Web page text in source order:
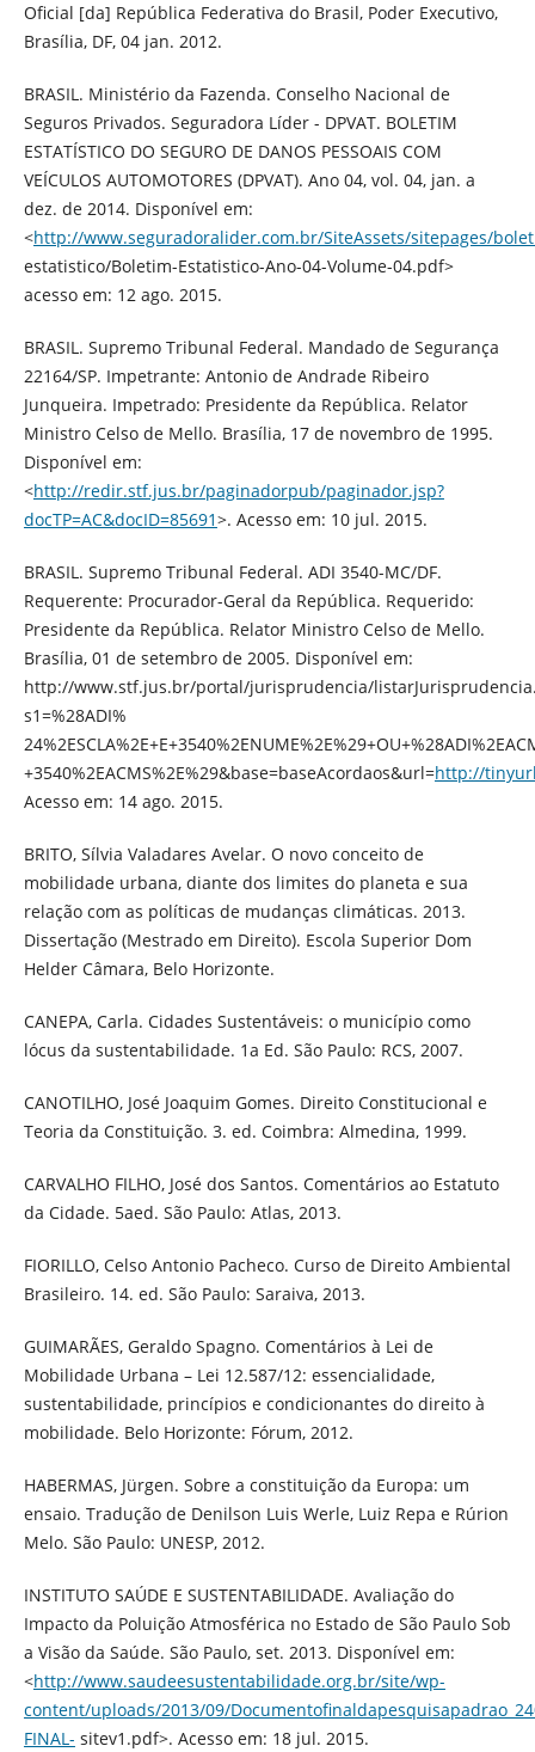
Oficial [da] República Federativa do Brasil, Poder Executivo,
Brasília, DF, 04 jan. 2012.
BRASIL. Ministério da Fazenda. Conselho Nacional de
Seguros Privados. Seguradora Líder - DPVAT. BOLETIM
ESTATÍSTICO DO SEGURO DE DANOS PESSOAIS COM
VEÍCULOS AUTOMOTORES (DPVAT). Ano 04, vol. 04, jan. a
dez. de 2014. Disponível em:
<http://www.seguradoralider.com.br/SiteAssets/sitepages/
estatistico/Boletim-Estatistico-Ano-04-Volume-04.pdf>
acesso em: 12 ago. 2015.
BRASIL. Supremo Tribunal Federal. Mandado de Segurança
22164/SP. Impetrante: Antonio de Andrade Ribeiro
Junqueira. Impetrado: Presidente da República. Relator
Ministro Celso de Mello. Brasília, 17 de novembro de 1995.
Disponível em:
<http://redir.stf.jus.br/paginadorpub/paginador.jsp?
docTP=AC&docID=85691>. Acesso em: 10 jul. 2015.
BRASIL. Supremo Tribunal Federal. ADI 3540-MC/DF.
Requerente: Procurador-Geral da República. Requerido:
Presidente da República. Relator Ministro Celso de Mello.
Brasília, 01 de setembro de 2005. Disponível em:
http://www.stf.jus.br/portal/jurisprudencia/
s1=%28ADI%
+3540%2EACMS%2E%29&base=baseAcordaos&url=http://
Acesso em: 14 ago. 2015.
BRITO, Sílvia Valadares Avelar. O novo conceito de
mobilidade urbana, diante dos limites do planeta e sua
relação com as políticas de mudanças climáticas. 2013.
Dissertação (Mestrado em Direito). Escola Superior Dom
Helder Câmara, Belo Horizonte.
CANEPA, Carla. Cidades Sustentáveis: o município como
lócus da sustentabilidade. 1a Ed. São Paulo: RCS, 2007.
CANOTILHO, José Joaquim Gomes. Direito Constitucional e
Teoria da Constituição. 3. ed. Coimbra: Almedina, 1999.
CARVALHO FILHO, José dos Santos. Comentários ao Estatuto
da Cidade. 5aed. São Paulo: Atlas, 2013.
FIORILLO, Celso Antonio Pacheco. Curso de Direito Ambiental
Brasileiro. 14. ed. São Paulo: Saraiva, 2013.
GUIMARÃES, Geraldo Spagno. Comentários à Lei de
Mobilidade Urbana – Lei 12.587/12: essencialidade,
sustentabilidade, princípios e condicionantes do direito à
mobilidade. Belo Horizonte: Fórum, 2012.
HABERMAS, Jürgen. Sobre a constituição da Europa: um
ensaio. Tradução de Denilson Luis Werle, Luiz Repa e Rúrion
Melo. São Paulo: UNESP, 2012.
INSTITUTO SAÚDE E SUSTENTABILIDADE. Avaliação do
Impacto da Poluição Atmosférica no Estado de São Paulo Sob
a Visão da Saúde. São Paulo, set. 2013. Disponível em:
<http://www.saudeesustentabilidade.org.br/site/wp-
content/uploads/2013/09/
FINAL- sitev1.pdf>. Acesso em: 18 jul. 2015.